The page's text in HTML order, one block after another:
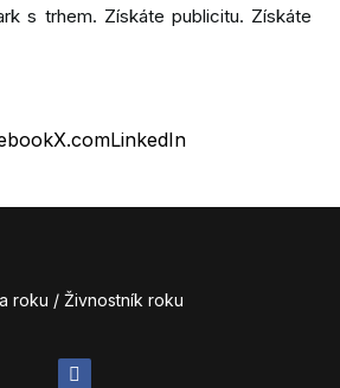
s trhem. Získáte publicitu. Získáte
X.comLinkedIn
roku / Živnostník roku